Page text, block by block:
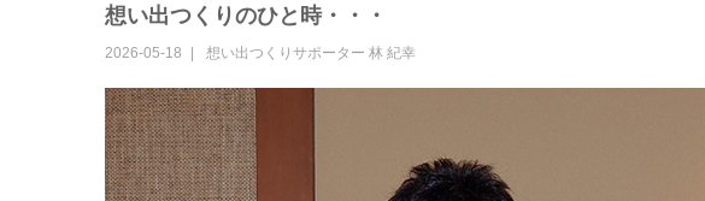
想い出つくりのひと時・・・
2026-05-18 想い出つくりサポーター 林 紀幸